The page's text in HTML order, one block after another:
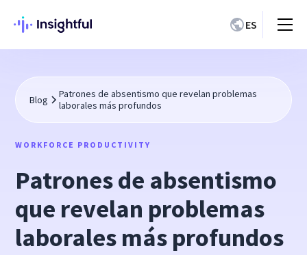
ES
Blog
Patrones de absentismo que revelan problemas
laborales más profundos
WORKFORCE PRODUCTIVITY
Patrones de absentismo
que revelan problemas
laborales más profundos